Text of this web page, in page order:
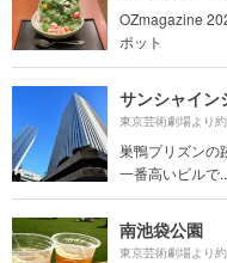
OZmagazine
ポット
サンシャイン
東京芸術劇場より約
巣鴨プリズンの
一番高いビルで
南池袋公園
東京芸術劇場より約